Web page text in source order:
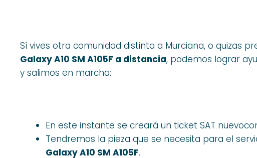
Sí vives otra comunidad distinta a Murciana, o quizas
Galaxy A10 SM A105F a distancia, podemos lograr
y salimos en marcha:
En este instante se creará un ticket SAT
Tendremos la pieza que se necesita para el
Galaxy A10 SM A105F.